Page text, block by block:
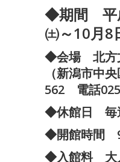
◆期間 平
㈯～10月8
◆会場 北方
（新潟市中
562 電話
◆休館日 毎
◆開館時間
◆入館料 大